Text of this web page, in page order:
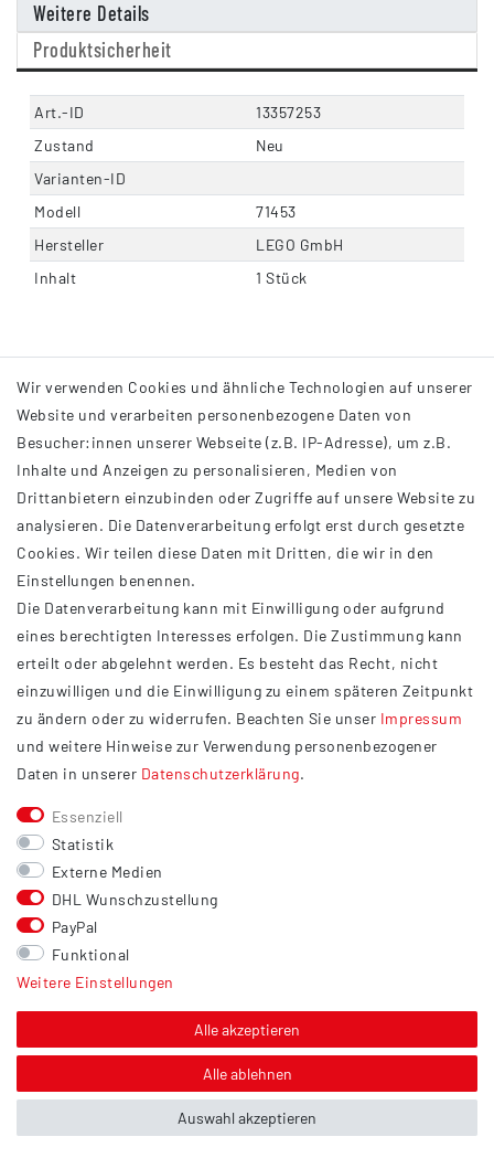
Weitere Details
Produktsicherheit
Art.-ID
13357253
Zustand
Neu
Varianten-ID
Modell
71453
Hersteller
LEGO GmbH
Inhalt
1 Stück
INFORMATIONEN
AGB
Impressum
Datenschutzerklärung
Widerrufsrecht
Barrierefreiheit
Service
Kontakt
Versand
Zahlung
Vertrag widerrufen
Sonstiges
Hinweis zur Entsorgung von Altbatterien & Altöl
Über uns
Wir verwenden Cookies und ähnliche Technologien auf unserer
Website und verarbeiten personenbezogene Daten von
Besucher:innen unserer Webseite (z.B. IP-Adresse), um z.B.
Inhalte und Anzeigen zu personalisieren, Medien von
Drittanbietern einzubinden oder Zugriffe auf unsere Website zu
analysieren. Die Datenverarbeitung erfolgt erst durch gesetzte
Cookies. Wir teilen diese Daten mit Dritten, die wir in den
Einstellungen benennen.
Die Datenverarbeitung kann mit Einwilligung oder aufgrund
eines berechtigten Interesses erfolgen. Die Zustimmung kann
erteilt oder abgelehnt werden. Es besteht das Recht, nicht
einzuwilligen und die Einwilligung zu einem späteren Zeitpunkt
zu ändern oder zu widerrufen. Beachten Sie unser Impressum
und weitere Hinweise zur Verwendung personenbezogener
Daten in unserer Daten­schutz­erklärung.
Essenziell
Statistik
Externe Medien
DHL Wunschzustellung
PayPal
Funktional
Weitere Einstellungen
Alle akzeptieren
Alle ablehnen
Auswahl akzeptieren